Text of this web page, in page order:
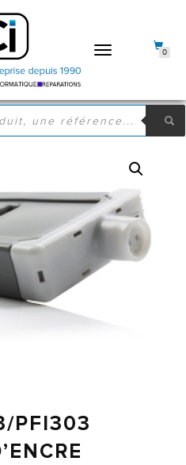
DÉPLIER
0
PFI303